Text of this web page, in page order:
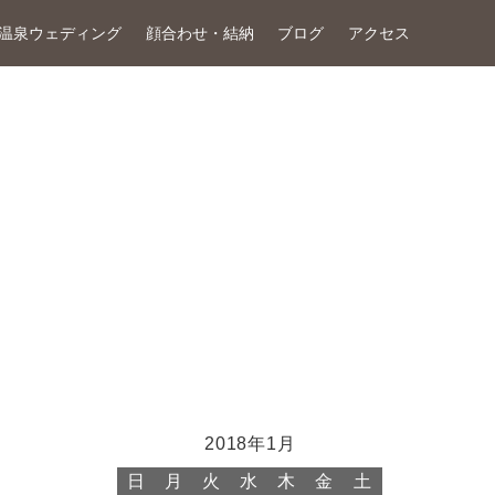
泉ウェディング 顔合わせ・結納 ブログ アクセス
2018年1月
日
月 火 水 木 金 土